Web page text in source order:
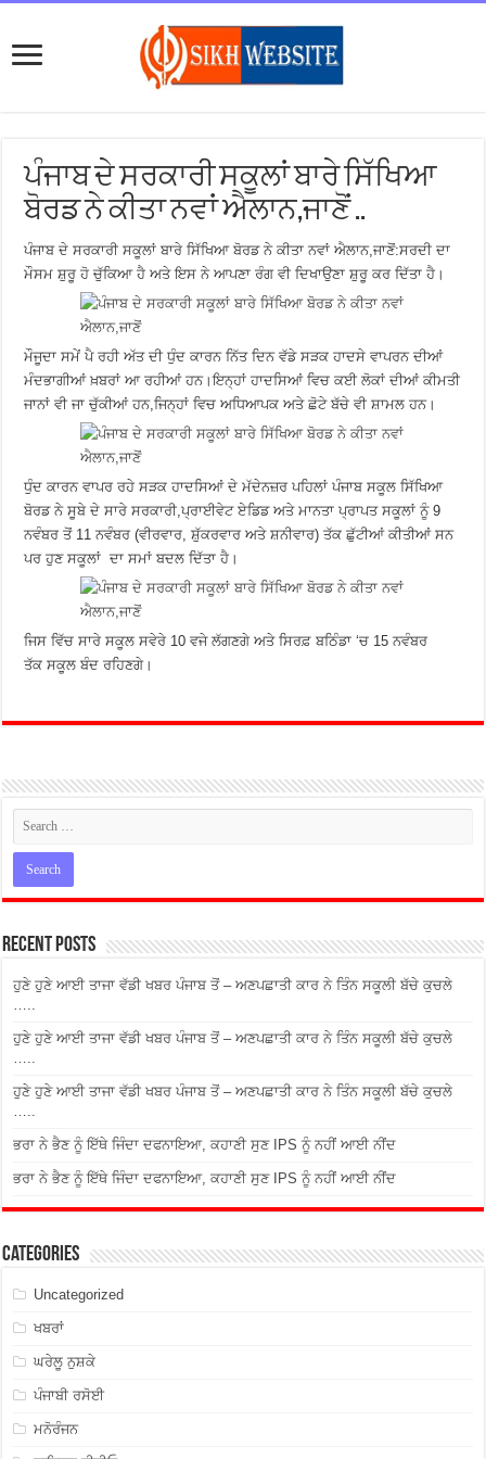
ਪੰਜਾਬ ਦੇ ਸਰਕਾਰੀ ਸਕੂਲਾਂ ਬਾਰੇ ਸਿੱਖਿਆ
ਬੋਰਡ ਨੇ ਕੀਤਾ ਨਵਾਂ ਐਲਾਨ,ਜਾਣੋਂ ..
ਪੰਜਾਬ ਦੇ ਸਰਕਾਰੀ ਸਕੂਲਾਂ ਬਾਰੇ ਸਿੱਖਿਆ ਬੋਰਡ ਨੇ ਕੀਤਾ ਨਵਾਂ ਐਲਾਨ,ਜਾਣੋਂ:ਸਰਦੀ ਦਾ
ਮੌਸਮ ਸ਼ੁਰੂ ਹੋ ਚੁੱਕਿਆ ਹੈ ਅਤੇ ਇਸ ਨੇ ਆਪਣਾ ਰੰਗ ਵੀ ਦਿਖਾਉਣਾ ਸ਼ੁਰੂ ਕਰ ਦਿੱਤਾ ਹੈ।
ਮੌਜੂਦਾ ਸਮੇਂ ਪੈ ਰਹੀ ਅੱਤ ਦੀ ਧੁੰਦ ਕਾਰਨ ਨਿੱਤ ਦਿਨ ਵੱਡੇ ਸੜਕ ਹਾਦਸੇ ਵਾਪਰਨ ਦੀਆਂ
ਮੰਦਭਾਗੀਆਂ ਖ਼ਬਰਾਂ ਆ ਰਹੀਆਂ ਹਨ।ਇਨ੍ਹਾਂ ਹਾਦਸਿਆਂ ਵਿਚ ਕਈ ਲੋਕਾਂ ਦੀਆਂ ਕੀਮਤੀ
ਜਾਨਾਂ ਵੀ ਜਾ ਚੁੱਕੀਆਂ ਹਨ,ਜਿਨ੍ਹਾਂ ਵਿਚ ਅਧਿਆਪਕ ਅਤੇ ਛੋਟੇ ਬੱਚੇ ਵੀ ਸ਼ਾਮਲ ਹਨ।
ਧੁੰਦ ਕਾਰਨ ਵਾਪਰ ਰਹੇ ਸੜਕ ਹਾਦਸਿਆਂ ਦੇ ਮੱਦੇਨਜ਼ਰ ਪਹਿਲਾਂ ਪੰਜਾਬ ਸਕੂਲ ਸਿੱਖਿਆ
ਬੋਰਡ ਨੇ ਸੂਬੇ ਦੇ ਸਾਰੇ ਸਰਕਾਰੀ,ਪ੍ਰਾਈਵੇਟ ਏਡਿਡ ਅਤੇ ਮਾਨਤਾ ਪ੍ਰਾਪਤ ਸਕੂਲਾਂ ਨੂੰ 9
ਨਵੰਬਰ ਤੋਂ 11 ਨਵੰਬਰ (ਵੀਰਵਾਰ, ਸ਼ੁੱਕਰਵਾਰ ਅਤੇ ਸ਼ਨੀਵਾਰ) ਤੱਕ ਛੁੱਟੀਆਂ ਕੀਤੀਆਂ ਸਨ
ਪਰ ਹੁਣ ਸਕੂਲਾਂ ਦਾ ਸਮਾਂ ਬਦਲ ਦਿੱਤਾ ਹੈ।
ਜਿਸ ਵਿੱਚ ਸਾਰੇ ਸਕੂਲ ਸਵੇਰੇ 10 ਵਜੇ ਲੱਗਣਗੇ ਅਤੇ ਸਿਰਫ਼ ਬਠਿੰਡਾ ‘ਚ 15 ਨਵੰਬਰ
ਤੱਕ ਸਕੂਲ ਬੰਦ ਰਹਿਣਗੇ।
Recent Posts
ਹੁਣੇ ਹੁਣੇ ਆਈ ਤਾਜਾ ਵੱਡੀ ਖਬਰ ਪੰਜਾਬ ਤੋਂ – ਅਣਪਛਾਤੀ ਕਾਰ ਨੇ ਤਿੰਨ ਸਕੂਲੀ ਬੱਚੇ ਕੁਚਲੇ
…..
ਹੁਣੇ ਹੁਣੇ ਆਈ ਤਾਜਾ ਵੱਡੀ ਖਬਰ ਪੰਜਾਬ ਤੋਂ – ਅਣਪਛਾਤੀ ਕਾਰ ਨੇ ਤਿੰਨ ਸਕੂਲੀ ਬੱਚੇ ਕੁਚਲੇ
…..
ਹੁਣੇ ਹੁਣੇ ਆਈ ਤਾਜਾ ਵੱਡੀ ਖਬਰ ਪੰਜਾਬ ਤੋਂ – ਅਣਪਛਾਤੀ ਕਾਰ ਨੇ ਤਿੰਨ ਸਕੂਲੀ ਬੱਚੇ ਕੁਚਲੇ
…..
ਭਰਾ ਨੇ ਭੈਣ ਨੂੰ ਇੱਥੇ ਜਿੰਦਾ ਦਫਨਾਇਆ, ਕਹਾਣੀ ਸੁਣ IPS ਨੂੰ ਨਹੀਂ ਆਈ ਨੀਂਦ
ਭਰਾ ਨੇ ਭੈਣ ਨੂੰ ਇੱਥੇ ਜਿੰਦਾ ਦਫਨਾਇਆ, ਕਹਾਣੀ ਸੁਣ IPS ਨੂੰ ਨਹੀਂ ਆਈ ਨੀਂਦ
Categories
Uncategorized
ਖਬਰਾਂ
ਘਰੇਲੂ ਨੁਸ਼ਕੇ
ਪੰਜਾਬੀ ਰਸੋਈ
ਮਨੋਰੰਜਨ